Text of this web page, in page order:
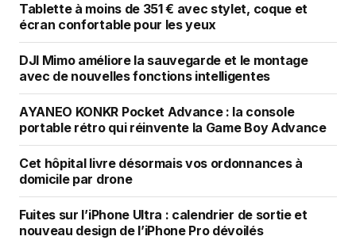
Tablette à moins de 351 € avec stylet, coque et
écran confortable pour les yeux
DJI Mimo améliore la sauvegarde et le montage
avec de nouvelles fonctions intelligentes
AYANEO KONKR Pocket Advance : la console
portable rétro qui réinvente la Game Boy Advance
Cet hôpital livre désormais vos ordonnances à
domicile par drone
Fuites sur l’iPhone Ultra : calendrier de sortie et
nouveau design de l’iPhone Pro dévoilés